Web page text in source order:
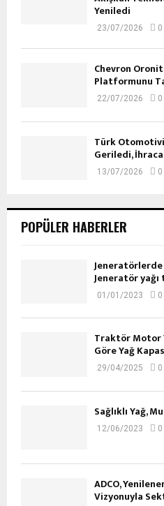
Yeniledi
23/07/2026 0
Chevron
Platformunu
22/07/2026 0
Türk
Geriledi,
13/07/2026 0
POPÜLER HABERLER
Jeneratörlerde
Jeneratör
01/01/2023 0
Traktör Motor
Göre Yağ
29/04/2025 0
Sağlıklı Yağ,
12/06/2023 0
ADCO,
Vizyonuyla